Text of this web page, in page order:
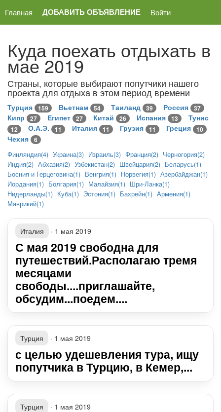
Главная ДОБАВИТЬ ОБЪЯВЛЕНИЕ Войти
Куда поехать отдыхать в
мае 2019
Страны, которые выбирают попутчики нашего
проекта для отдыха в этом период времени
Турция 159 Вьетнам 54 Таиланд 39 Россия 37
Кипр 27 Египет 27 Китай 26 Испания 13 Тунис
12 О.А.Э. 11 Италия 11 Грузия 11 Греция 10
Чехия
6
Финляндия(4) Украина(3) Израиль(3) Франция(2) Черногория(2)
Индия(2) Абхазия(2) Узбекистан(2) Швейцария(2) Беларусь(1)
Босния и Герцеговина(1) Венгрия(1) Норвегия(1) Азербайджан(1)
Иордания(1) Болгария(1) Малайзия(1) Шри-Ланка(1)
Нидерланды(1) Куба(1) Эстония(1) Бахрейн(1) Армения(1)
Маврикий(1)
Италия · 1 мая 2019
С мая 2019 свободна для
путешествий.Располагаю тремя
месяцами
свободы....приглашайте,
обсудим...поедем....
Турция · 1 мая 2019
с целью удешевления тура, ищу
попутчика в Турцию, в Кемер,...
Турция · 1 мая 2019